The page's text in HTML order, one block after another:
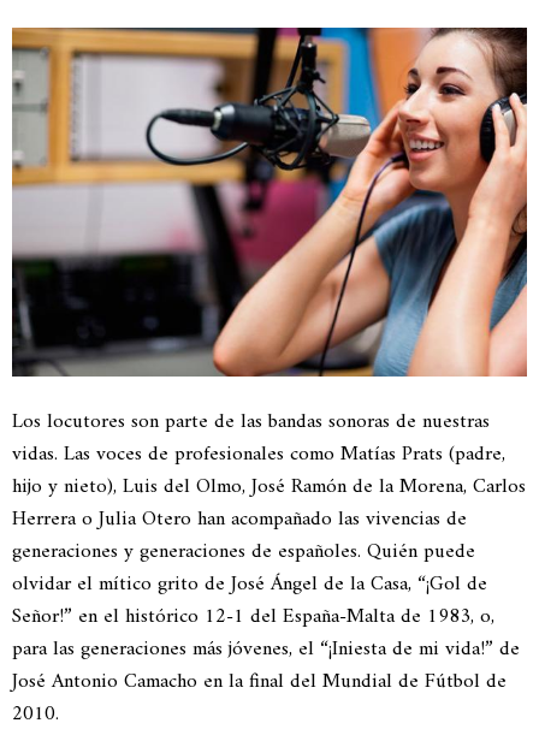
Los locutores son parte de las bandas sonoras de nuestras
vidas. Las voces de profesionales como Matías Prats (padre,
hijo y nieto), Luis del Olmo, José Ramón de la Morena, Carlos
Herrera o Julia Otero han acompañado las vivencias de
generaciones y generaciones de españoles. Quién puede
olvidar el mítico grito de José Ángel de la Casa, “¡Gol de
Señor!” en el histórico 12-1 del España-Malta de 1983, o,
para las generaciones más jóvenes, el “¡Iniesta de mi vida!” de
José Antonio Camacho en la final del Mundial de Fútbol de
2010.